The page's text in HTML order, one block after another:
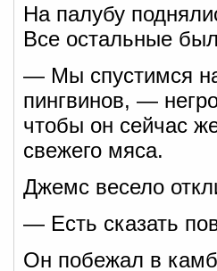
На палубу
Все остальные
— Мы спустимся
пингвинов, —
чтобы он сейчас
свежего мяса.
Джемс весело
— Есть сказать
Он побежал в